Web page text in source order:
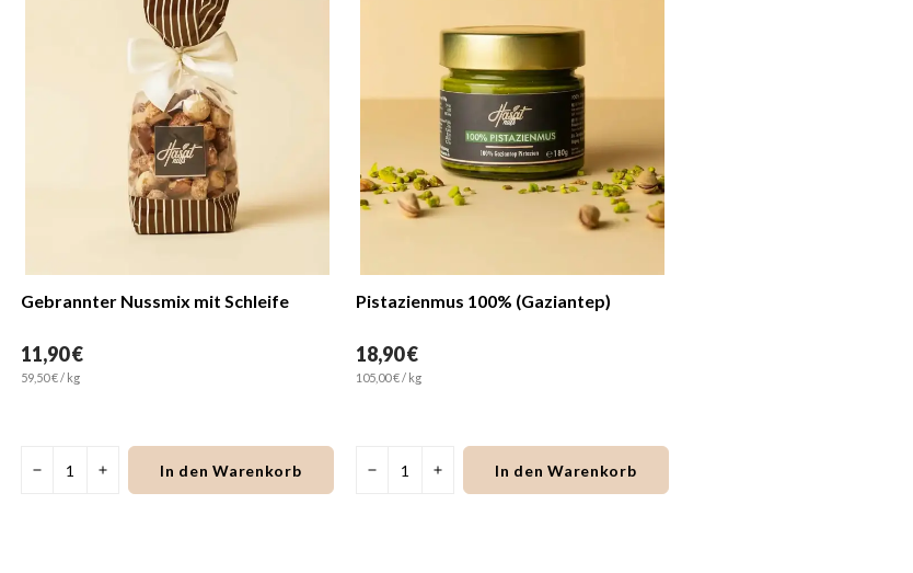
Gebrannter Nussmix mit Schleife
11,90 €
59,50 € / kg
In den Warenkorb
Pistazienmus 100% (Gaziantep)
18,90 €
105,00 € / kg
In den Warenkorb